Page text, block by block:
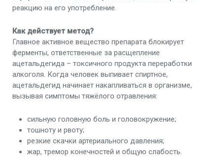
реакцию на его употребление.
Как действует метод?
Главное активное вещество препарата блокирует
ферменты, ответственные за расщепление
ацетальдегида – токсичного продукта переработки
алкоголя. Когда человек выпивает спиртное,
ацетальдегид начинает накапливаться в организме,
вызывая симптомы тяжёлого отравления:
сильную головную боль и головокружение;
тошноту и рвоту;
резкие скачки артериального давления;
жар, тремор конечностей и общую слабость.